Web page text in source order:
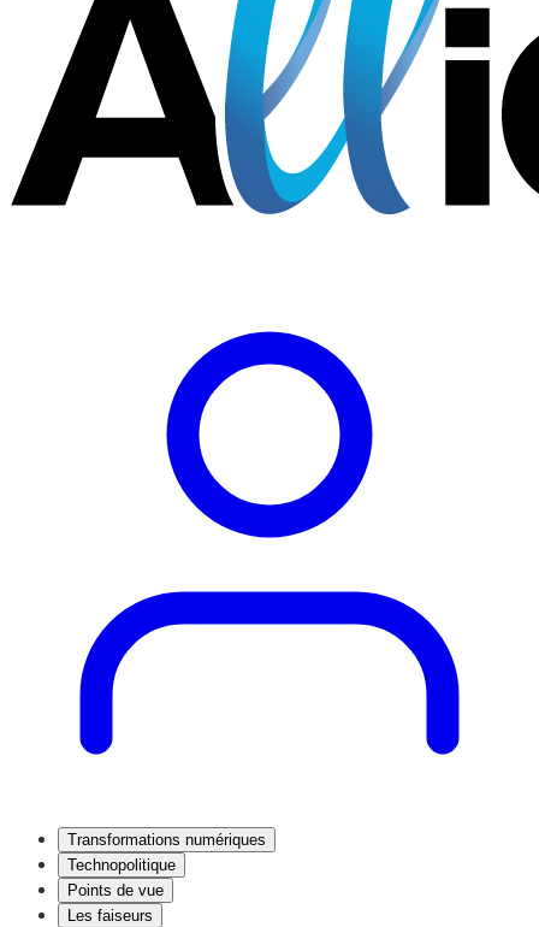
Transformations numériques
Technopolitique
Points de vue
Les faiseurs